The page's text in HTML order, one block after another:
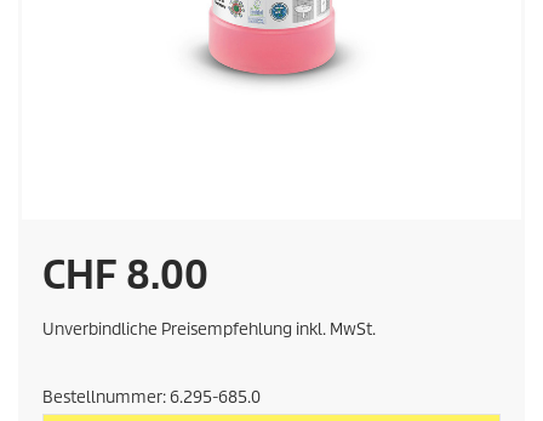
U
n
v
CHF 8.00
Unverbindliche Preisempfehlung inkl. MwSt.
Bestellnummer:6.295-685.0